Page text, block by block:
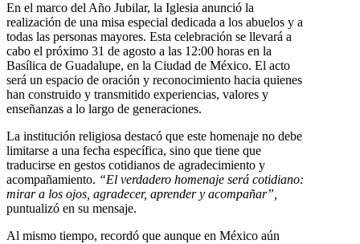
En el marco del Año Jubilar, la Iglesia anunció la
realización de una misa especial dedicada a los abuelos y a
todas las personas mayores. Esta celebración se llevará a
cabo el próximo 31 de agosto a las 12:00 horas en la
Basílica de Guadalupe, en la Ciudad de México. El acto
será un espacio de oración y reconocimiento hacia quienes
han construido y transmitido experiencias, valores y
enseñanzas a lo largo de generaciones.
La institución religiosa destacó que este homenaje no debe
limitarse a una fecha específica, sino que tiene que
traducirse en gestos cotidianos de agradecimiento y
acompañamiento. “El verdadero homenaje será cotidiano:
mirar a los ojos, agradecer, aprender y acompañar”,
puntualizó en su mensaje.
Al mismo tiempo, recordó que aunque en México aún